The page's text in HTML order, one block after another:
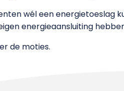
wél een energietoeslag
energieaansluiting
de moties.